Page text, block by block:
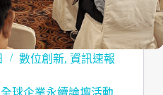
數位創新, 資訊速報
球企業永續論壇活動